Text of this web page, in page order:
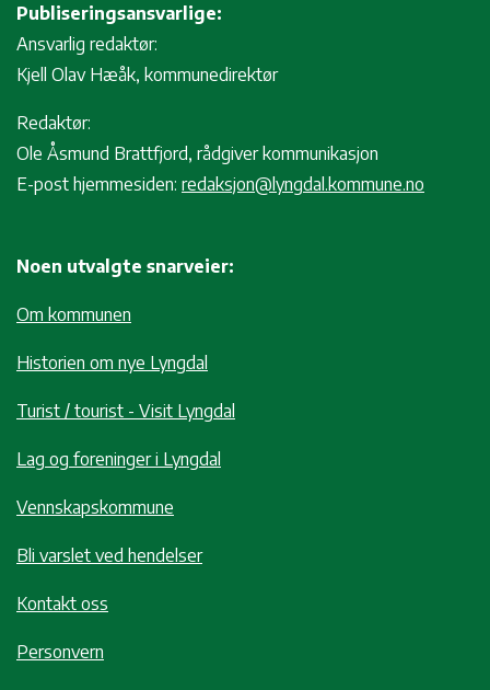
Publiseringsansvarlige:
Ansvarlig redaktør:
Kjell Olav Hæåk, kommunedirektør
Redaktør:
Ole Åsmund Brattfjord, rådgiver kommunikasjon
E-post hjemmesiden: redaksjon@lyngdal.kommune.no
Noen utvalgte snarveier:
Om kommunen
Historien om nye Lyngdal
Turist / tourist - Visit Lyngdal
Lag og foreninger i Lyngdal
Vennskapskommune
Bli varslet ved hendelser
Kontakt oss
Personvern